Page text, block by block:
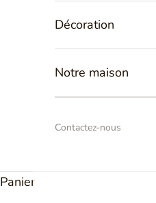
Décoration
Notre maison
Contactez-nous
Panier